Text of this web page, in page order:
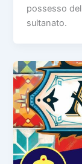
possesso
sultanato.